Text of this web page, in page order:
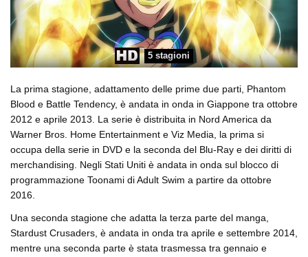
5 stagioni
La prima stagione, adattamento delle prime due parti, Phantom
Blood e Battle Tendency, è andata in onda in Giappone tra ottobre
2012 e aprile 2013. La serie è distribuita in Nord America da
Warner Bros. Home Entertainment e Viz Media, la prima si
occupa della serie in DVD e la seconda del Blu-Ray e dei diritti di
merchandising. Negli Stati Uniti è andata in onda sul blocco di
programmazione Toonami di Adult Swim a partire da ottobre
2016.
Una seconda stagione che adatta la terza parte del manga,
Stardust Crusaders, è andata in onda tra aprile e settembre 2014,
mentre una seconda parte è stata trasmessa tra gennaio e